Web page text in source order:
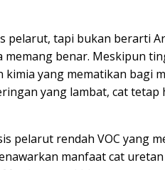
pelarut, tapi bukan berarti
benar. Meskipun
yang mematikan bagi
yang lambat, cat tetap
pelarut rendah VOC yang
manfaat cat